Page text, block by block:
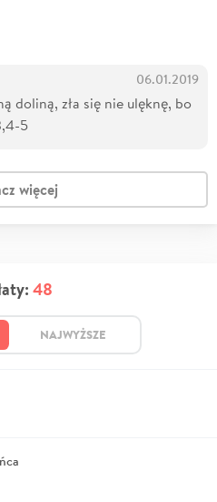
06.01.2019
doliną, zła się nie ulęknę, bo
5
więcej
48
NAJWYŻSZE